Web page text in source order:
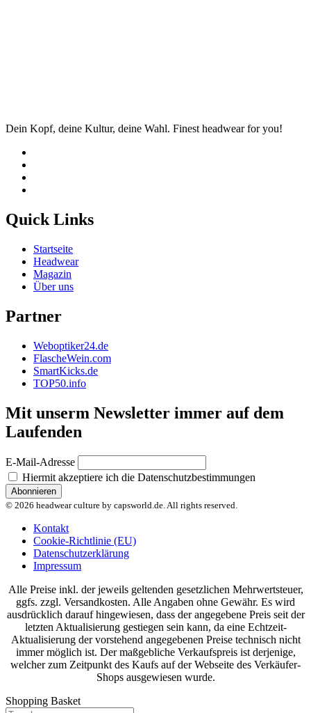
Dein Kopf, deine Kultur, deine Wahl. Finest headwear for you!
Quick Links
Startseite
Headwear
Magazin
Über uns
Partner
Weboptiker24.de
FlascheWein.com
SmartKicks.de
TOP50.info
Mit unserm Newsletter immer auf dem
Laufenden
E-Mail-Adresse
Hiermit akzeptiere ich die Datenschutzbestimmungen
© 2026 headwear culture by capsworld.de. All rights reserved.
Kontakt
Cookie-Richtlinie (EU)
Datenschutzerklärung
Impressum
Alle Preise inkl. der jeweils geltenden gesetzlichen Mehrwertsteuer,
ggfs. zzgl. Versandkosten. Alle Angaben ohne Gewähr. Es wird
ausdrücklich darauf hingewiesen, dass der angegebene Preis seit der
letzten Aktualisierung gestiegen sein kann, da eine Echtzeit-
Aktualisierung der vorstehend angegebenen Preise technisch nicht
immer möglich ist. Der maßgebliche Verkaufspreis ist derjenige,
welcher zum Zeitpunkt des Kaufs auf der Webseite des Verkäufer-
Shops ausgewiesen wurde.
Shopping Basket